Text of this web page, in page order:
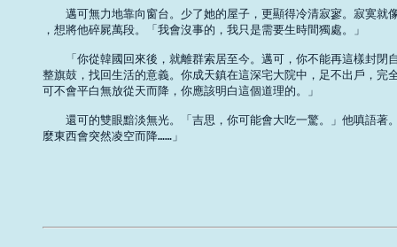
邁可無力地靠向窗台。少了她的屋子，更顯得冷清寂寥。寂寞就
，想將他碎屍萬段。「我會沒事的，我只是需要生時間獨處。」
「你從韓國回來後，就離群索居至今。邁可，你不能再這樣封閉
整旗鼓，找回生活的意義。你成天鎮在這深宅大院中，足不出戶，
可不會平白無放從天而降，你應該明白這個道理的。」
還可的雙眼黯淡無光。「吉思，你可能會大吃一驚。」他嗔語著
麼東西會突然凌空而降……」